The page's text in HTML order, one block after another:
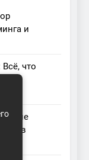
и
Всё, что
и
в